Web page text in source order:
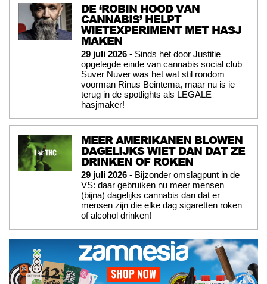
DE ‘ROBIN HOOD VAN
CANNABIS’ HELPT
WIETEXPERIMENT MET HASJ
MAKEN
29 juli 2026 - Sinds het door Justitie
opgelegde einde van cannabis social club
Suver Nuver was het wat stil rondom
voorman Rinus Beintema, maar nu is ie
terug in de spotlights als LEGALE
hasjmaker!
MEER AMERIKANEN BLOWEN
DAGELIJKS WIET DAN DAT ZE
DRINKEN OF ROKEN
29 juli 2026 - Bijzonder omslagpunt in de
VS: daar gebruiken nu meer mensen
(bijna) dagelijks cannabis dan dat er
mensen zijn die elke dag sigaretten roken
of alcohol drinken!